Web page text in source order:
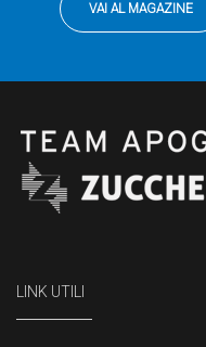
VAI AL MAGAZINE
LINK UTILI